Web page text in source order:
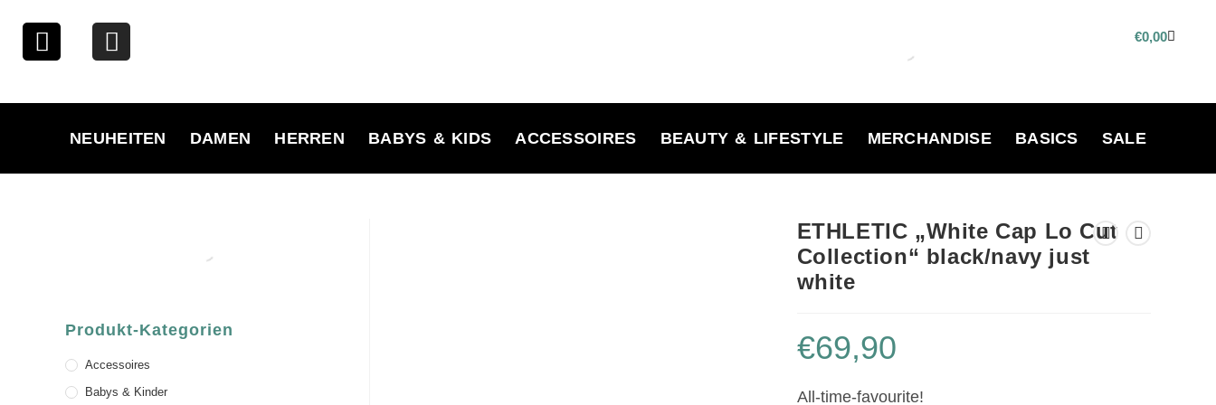
€0,00
NEUHEITEN DAMEN HERREN BABYS & KIDS ACCESSOIRES BEAUTY & LIFESTYLE MERCHANDISE BASICS SALE
ETHLETIC „White Cap Lo Cut
Collection“ black/navy just
white
€69,90
All-time-favourite!
Produkt-Kategorien
Accessoires
Babys & Kinder